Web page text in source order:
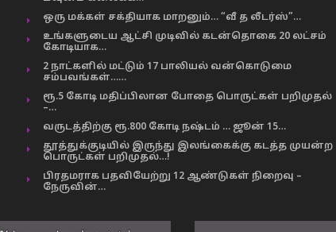
ஒரு மக்கள் சக்தியாக மாறனும்… “வீ த லீடர்ஸ்”…
உங்களுடைய ஆட்சி முடிவில் கடன்தொகை 20 லட்சம்
கோடியாக…
2 நாட்களில் மட்டும் 17 பாலியல் வன்கொடுமை
சம்பவங்கள்……
ரூ.5 கோடி மதிப்பிலான போதை பொருட்கள் பறிமுதல்
–…
வருடத்திற்கு ரூ.800 கோடி நஷ்டம் … ஜூன் 15…
தூத்துக்குடியில் இருந்து இலங்கைக்கு கடத்த முயன்ற
பொருட்கள் பறிமுதல்…!
பிரதமராக பதவியேற்று 12 ஆண்டுகள் நிறைவு –
நேருவின்…